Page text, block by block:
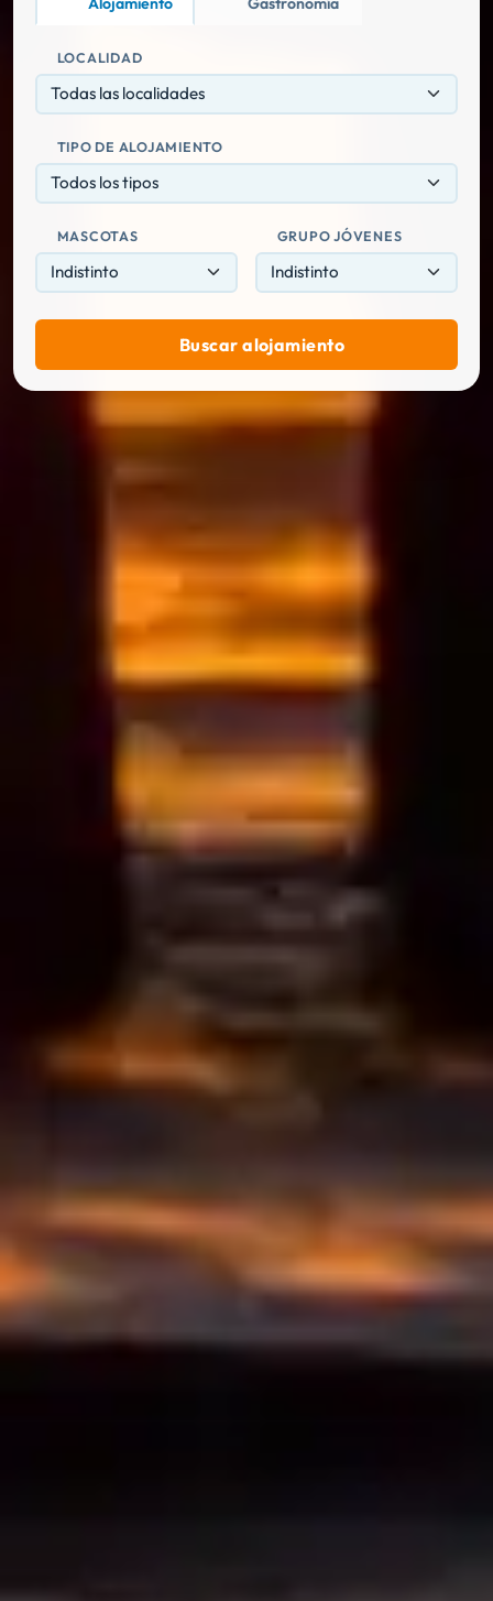
LOCALIDAD
Todas las localidades
TIPO DE ALOJAMIENTO
Todos los tipos
MASCOTAS GRUPO JÓVENES
Buscar alojamiento